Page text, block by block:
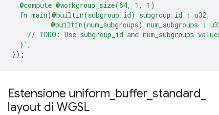
  @compute @workgroup_size(64, 1, 1)
  fn main(@builtin(subgroup_id) subgroup_id : u32,
@builtin(num_subgroups) num_subgroups :
// TODO: Use subgroup_id and num_subgroups
  }`
,
});
Estensione uniform buffer standard
layout di WGSL